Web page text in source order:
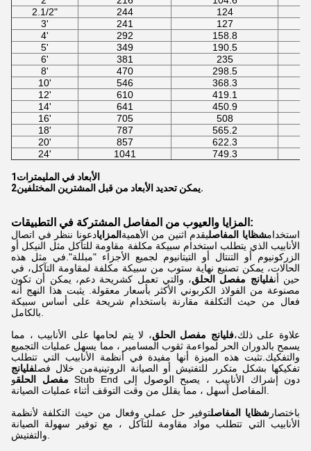
2.1/2"
244 124
3'
241 127
4'
292 158.8
5'
349 190.5
6'
381 235
8'
470 298.5
10'
546 368.3
12'
610 419.1
14'
641 450.9
16'
705 508
18'
787 565.2
20'
857
622.3
24'
1041 749.3
1الأبعاد في المليمترات
2يمكن تحديد الأبعاد من قبل المشترين المختلفين.
المزايا والعيوب من المفاصل المشتركة في التطبيقات:
استخدامشظايا المفاصليقدم اثنين من الأهمية المزايادعونا ننظر في اتصال
الأنابيب الذي يتطلب استخدام سبيكة مكلفة مقاومة للتآكل مثل النيكل أو
الزركونيوم أو التنتال أو التيتانيوم لجميع الأجزاء "مبللة".في مثل هذه
الحالات، يمكن تصنيع نهاية ستوب من سبيكة مكلفة لمقاومة التآكل، في
حين أنفليانج مفصل الحلق، والتي تعمل كشريحة دعم، يمكن أن تكون
مصنوعة من الفولاذ الكربوني الأكثر بأسعار معقولة. يثبت هذا النهج أنه
فعال من حيث التكلفة مقارنة باستخدام شريحة على أساس سبيكة
علاوة على ذلك،فليانج مفصل الحلق، لا يتم لحامها على الأنابيب ، مما
يسمح بالدوران الحر لمواءمة ثقوب المسامير ، مما يسهل عمليات التجميع
والتفكيك.تثبت هذه الميزة أنها مفيدة في أنظمة الأنابيب التي تتطلب
تفكيكها بشكل متكرر للتفتيش أو الصيانة الروتينيةمن خلال فصلفليانج
مفصل الحلقو Stub End دون إشراك الأنابيب ، يصبح الوصول إلى
باختصار شظايا المفاصلتوفير حل عملي وفعال من حيث التكلفة لأنظمة
الأنابيب التي تتطلب مواد مقاومة للتآكل ، مع توفير سهولة الصيانة